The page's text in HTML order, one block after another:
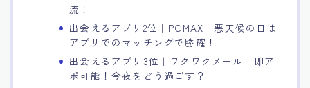
流！
出会えるアプリ2位｜PCMAX｜悪天候の日は
アプリでのマッチングで勝確！
出会えるアプリ3位｜ワクワクメール｜即ア
ポ可能！今夜をどう過ごす？